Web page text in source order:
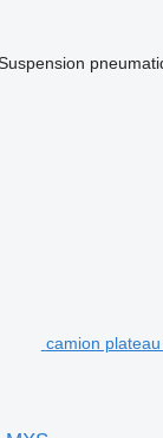
camion